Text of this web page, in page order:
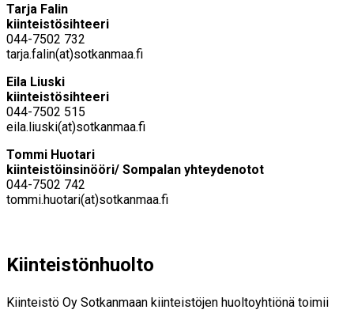
Tarja Falin
kiinteistösihteeri
044-7502 732
tarja.falin(at)sotkanmaa.fi
Eila Liuski
kiinteistösihteeri
044-7502 515
eila.liuski(at)sotkanmaa.fi
Tommi Huotari
kiinteistöinsinööri/ Sompalan yhteydenotot
044-7502 742
tommi.huotari(at)sotkanmaa.fi
Kiinteistönhuolto
Kiinteistö Oy Sotkanmaan kiinteistöjen huoltoyhtiönä toimii